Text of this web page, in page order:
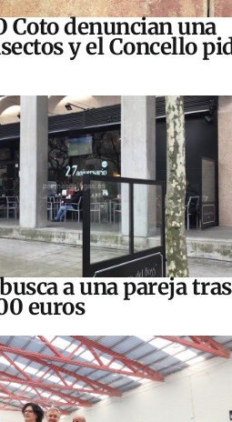
Coto denuncian una
y el Concello
a una pareja
euros